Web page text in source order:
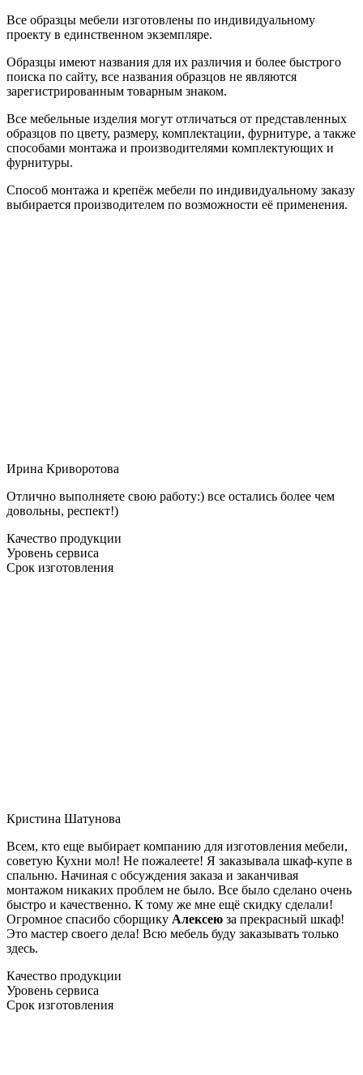
Все образцы мебели изготовлены по индивидуальному
проекту в единственном экземпляре.
Образцы имеют названия для их различия и более быстрого
поиска по сайту, все названия образцов не являются
зарегистрированным товарным знаком.
Все мебельные изделия могут отличаться от представленных
образцов по цвету, размеру, комплектации, фурнитуре, а также
способами монтажа и производителями комплектующих и
фурнитуры.
Способ монтажа и крепёж мебели по индивидуальному заказу
выбирается производителем по возможности её применения.
Ирина Криворотова
Отлично выполняете свою работу:) все остались более чем
довольны, респект!)
Качество продукции
Уровень сервиса
Срок изготовления
Кристина Шатунова
Всем, кто еще выбирает компанию для изготовления мебели,
советую Кухни мол! Не пожалеете! Я заказывала шкаф-купе в
спальню. Начиная с обсуждения заказа и заканчивая
монтажом никаких проблем не было. Все было сделано очень
быстро и качественно. К тому же мне ещё скидку сделали!
Огромное спасибо сборщику Алексею за прекрасный шкаф!
Это мастер своего дела! Всю мебель буду заказывать только
здесь.
Качество продукции
Уровень сервиса
Срок изготовления